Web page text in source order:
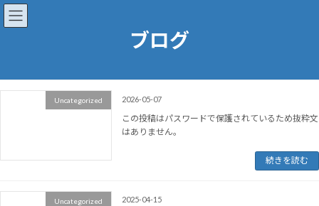
コ
ン
へ
ス
ナ
ビ
ョ
ン
ブログ
Uncategorized 2026-05-07
この投稿はパスワードで保護されているため抜粋文
はありません。
続きを読む
Uncategorized 2025-04-15